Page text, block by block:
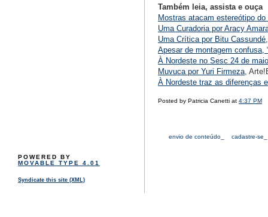
POWERED BY
MOVABLE TYPE 4.01
Syndicate this site (XML)
Também leia, assista e ouça
Mostras atacam estereótipo
Uma Curadoria por Aracy
Uma Crítica por Bitu
Apesar de montagem confusa,
À Nordeste no Sesc 24 de
Muvuca por Yuri Firmeza,
À Nordeste traz as diferenças
Posted by Patricia Canetti at 4:37 PM
envio de conteúdo_ cadastre-se_